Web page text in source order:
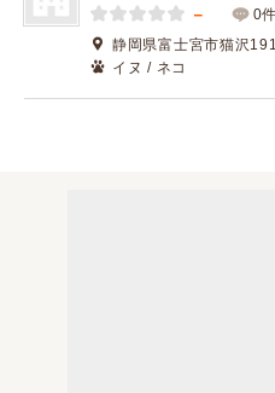
－
0件
静岡県富士宮市猫沢191
イヌ / ネコ